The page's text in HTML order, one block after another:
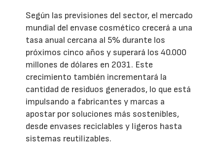
Según las previsiones del sector, el mercado
mundial del envase cosmético crecerá a una
tasa anual cercana al 5% durante los
próximos cinco años y superará los 40.000
millones de dólares en 2031. Este
crecimiento también incrementará la
cantidad de residuos generados, lo que está
impulsando a fabricantes y marcas a
apostar por soluciones más sostenibles,
desde envases reciclables y ligeros hasta
sistemas reutilizables.